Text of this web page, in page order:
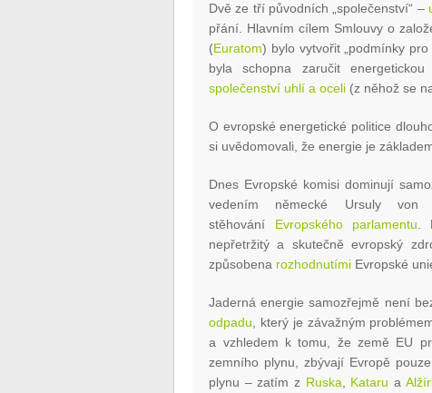
Dvě ze tří původních „společenství“ –
přání. Hlavním cílem Smlouvy o
(Euratom) bylo vytvořit „podmínky
byla schopna zaručit
společenství uhlí a oceli (z něhož se
O evropské energetické politice
si uvědomovali, že energie je
Dnes Evropské komisi dominují
vedením německé Ursuly
stěhování Evropského parlamentu .
nepřetržitý a skutečně evropský
způsobena rozhodnutími Evropské
Jaderná energie samozřejmě není
odpadu , který je závažným
a vzhledem k tomu, že země EU
zemního plynu, zbývají Evropě
plynu – zatím z Ruska Kataru a